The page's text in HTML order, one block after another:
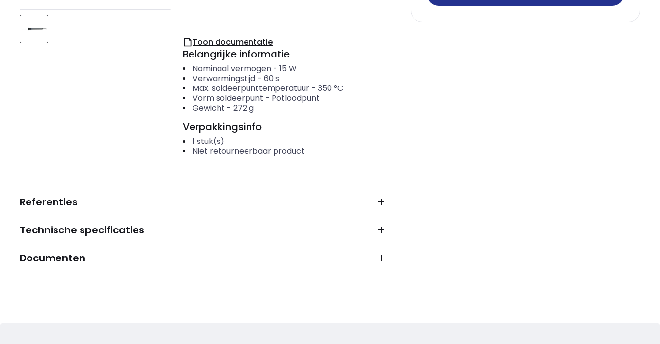
Toon documentatie
Belangrijke informatie
Nominaal vermogen- 15 W
Verwarmingstijd- 60 s
Max. soldeerpunttemperatuur- 350 °C
Vorm soldeerpunt - Potloodpunt
Gewicht - 272g
Verpakkingsinfo
1 stuk(s)
Niet retourneerbaar product
Referenties
Technische specificaties
Documenten